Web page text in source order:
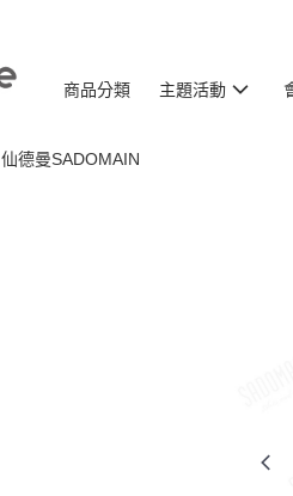
商品分類 主題活動
仙德曼SADOMAIN